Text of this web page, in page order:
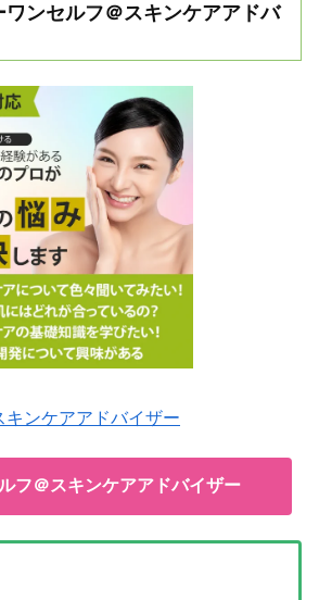
ワンセルフ＠スキンケアアドバ
キンケアアドバイザー
フ＠スキンケアアドバイザー